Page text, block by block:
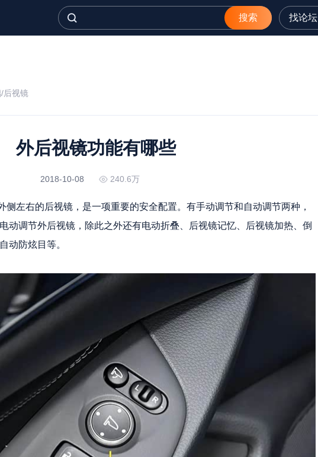
搜索 找论坛
后视镜
外后视镜功能有哪些
2018-10-08 240.6万
左右的后视镜，是一项重要的安全配置。有手动调节和自动调节两种，
动调节外后视镜，除此之外还有电动折叠、后视镜记忆、后视镜加热、倒
动防炫目等。